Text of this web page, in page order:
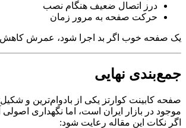
درز اتصال ضعیف هنگام نصب
حرکت صفحه به مرور زمان
یک صفحه خوب اگر بد اجرا شود، عمرش کاهش
جمع‌بندی نهایی
صفحه کابینت کوارتز یکی از بادوام‌ترین و
موجود در بازار ایران است، اما نگهداری
اگر نکات این مقاله رعایت شود: